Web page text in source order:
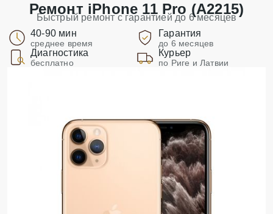
Ремонт iPhone 11 Pro (A2215)
Быстрый ремонт с гарантией до 6 месяцев
40-90 мин
среднее время
Гарантия
до 6 месяцев
Диагностика
бесплатно
Курьер
по Риге и Латвии